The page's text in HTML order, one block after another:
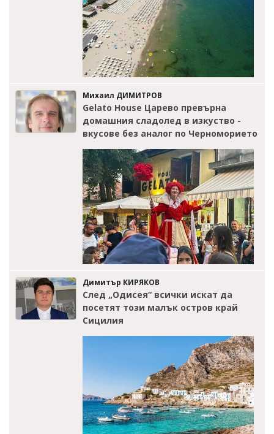
Михаил ДИМИТРОВ
Gelato House Царево превърна
домашния сладолед в изкуство -
вкусове без аналог по Черноморието
Димитър КИРЯКОВ
След „Одисея“ всички искат да
посетят този малък остров край
Сицилия